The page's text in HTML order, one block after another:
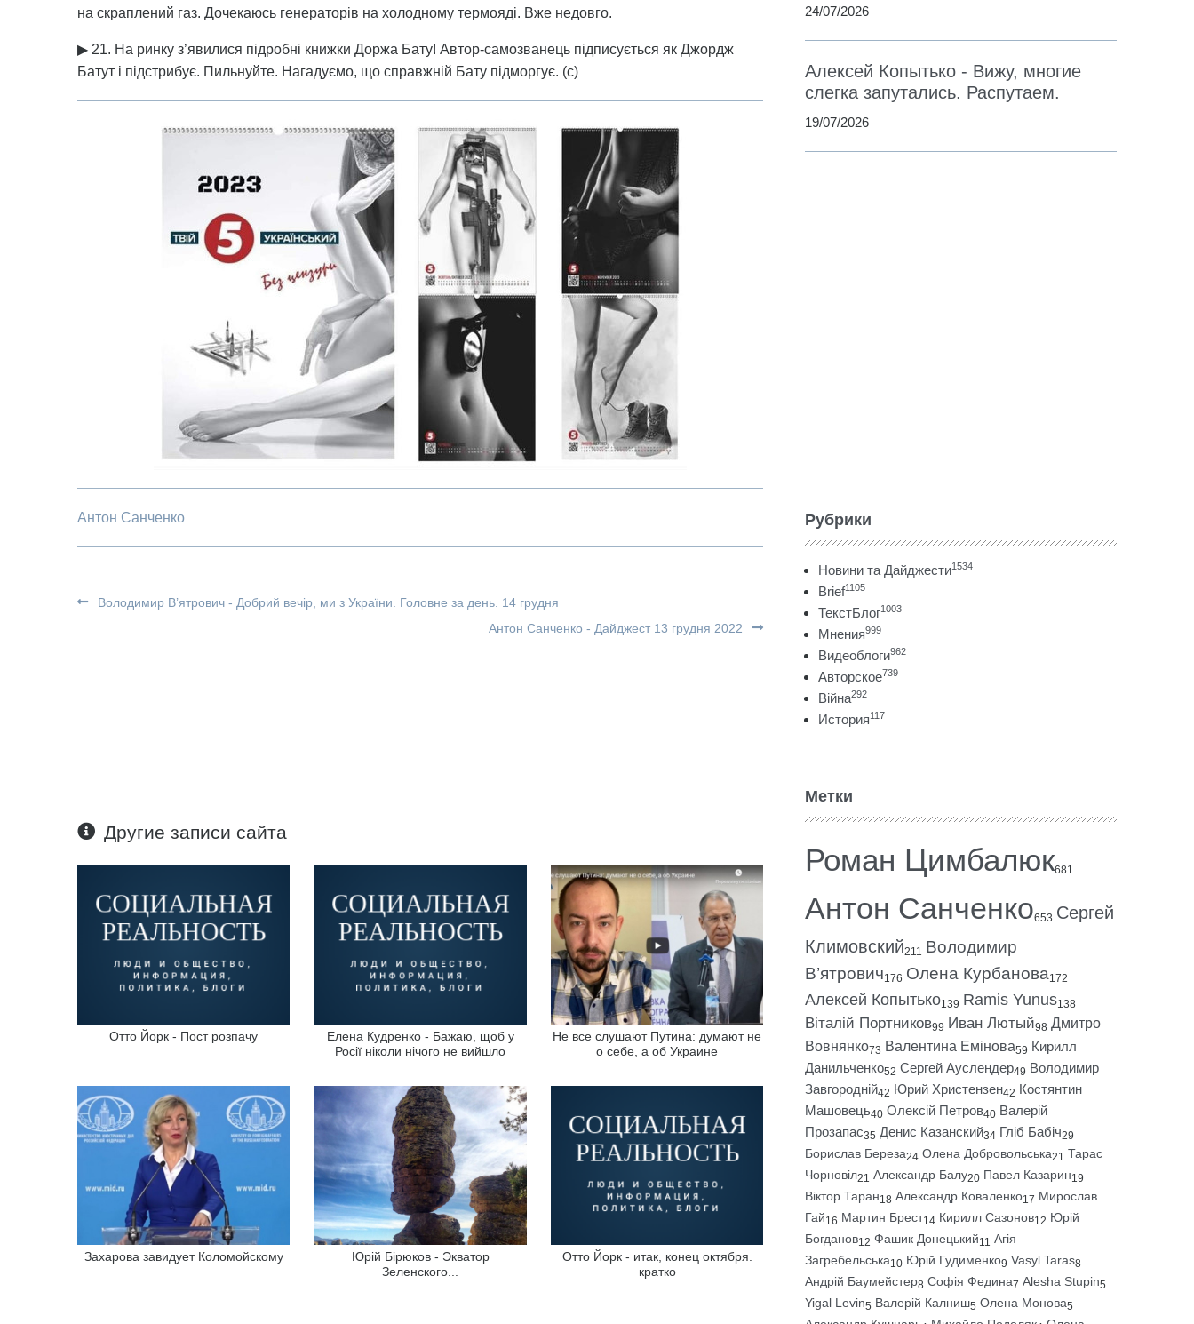
на скраплений газ. Дочекаюсь генераторів на холодному термояді. Вже недовго.
▶ 21. На ринку з’явилися підробні книжки Доржа Бату! Автор-самозванець підписується як Джордж
Батут і підстрибує. Пильнуйте. Нагадуємо, що справжній Бату підморгує. (с)
Антон Санченко
Володимир В’ятрович - Добрий вечір, ми з України. Головне за день. 14 грудня
Антон Санченко - Дайджест 13 грудня 2022
Другие записи сайта
Отто Йорк - Пост розпачу
Елена Кудренко - Бажаю, щоб у
Росії ніколи нічого не вийшло
Не все слушают Путина: думают не
о себе, а об Украине
Захарова завидует Коломойскому
Юрій Бірюков - Экватор
Зеленского...
Отто Йорк - итак, конец октября.
кратко
24/07/2026
Алексей Копытько - Вижу, многие
слегка запутались. Распутаем.
19/07/2026
Рубрики
Новини та Дайджести1534
Brief1105
ТекстБлог1003
Мнения999
Видеоблоги962
Авторское739
Війна292
История117
Метки
Роман Цимбалюк681
Антон Санченко653 Сергей
Климовский211 Володимир
В’ятрович176 Олена Курбанова172
Алексей Копытько139 Ramis Yunus138
Віталій Портников99 Иван Лютый98 Дмитро
Вовнянко73 Валентина Емінова59 Кирилл
Данильченко52 Сергей Ауслендер49 Володимир
Завгородній42 Юрий Христензен42 Костянтин
Машовець40 Олексій Петров40 Валерій
Прозапас35 Денис Казанский34 Гліб Бабіч29
Борислав Береза24 Олена Добровольська21 Тарас
Чорновіл21 Александр Балу20 Павел Казарин19
Віктор Таран18 Александр Коваленко17 Мирослав
Гай16 Мартин Брест14 Кирилл Сазонов12 Юрій
Богданов12 Фашик Донецький11 Агія
Загребельська10 Юрій Гудименко9 Vasyl Taras8
Андрій Баумейстер8 Софія Федина7 Alesha Stupin5
Yigal Levin5 Валерій Калниш5 Олена Монова5